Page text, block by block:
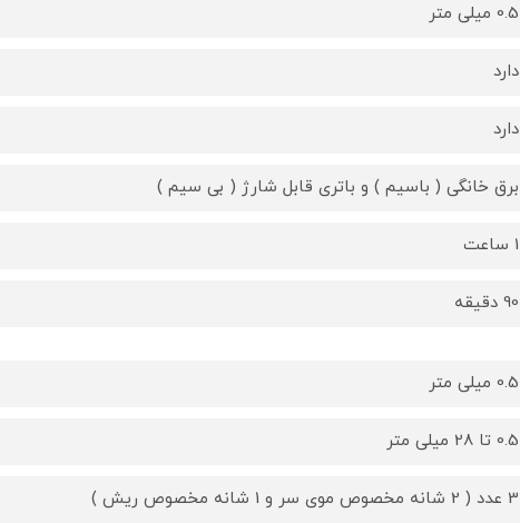
0.5 میلی متر
دارد
دارد
برق خانگی ( باسیم ) و باتری قابل شارژ ( بی سیم )
1 ساعت
90 دقیقه
0.5 میلی متر
0.5 تا 28 میلی متر
3 عدد ( 2 شانه مخصوص موی سر و 1 شانه مخصوص ریش )